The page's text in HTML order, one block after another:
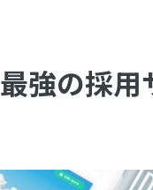
最強の採